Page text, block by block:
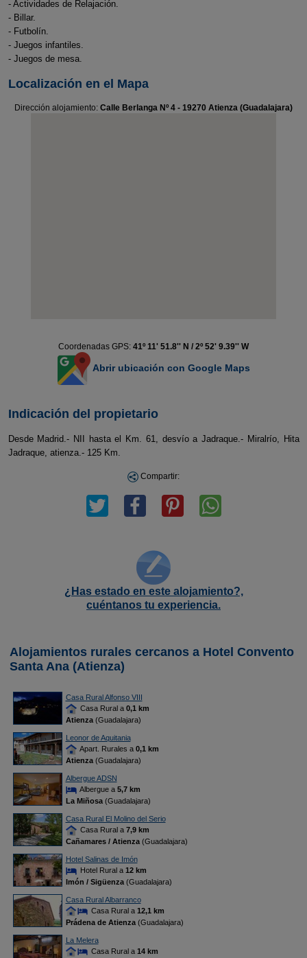
- Actividades de Relajación.
- Billar.
- Futbolín.
- Juegos infantiles.
- Juegos de mesa.
Localización en el Mapa
Dirección alojamiento: Calle Berlanga Nº 4 - 19270 Atienza (Guadalajara)
Coordenadas GPS: 41º 11' 51.8'' N / 2º 52' 9.39'' W
Abrir ubicación con Google Maps
Indicación del propietario
Desde Madrid.- NII hasta el Km. 61, desvío a Jadraque.- Miralrío, Hita
Jadraque, atienza.- 125 Km.
Compartir:
¿Has estado en este alojamiento?,
cuéntanos tu experiencia.
Alojamientos rurales cercanos a Hotel Convento
Santa Ana (Atienza)
Casa Rural Alfonso VIII
Casa Rural a 0,1 km
Atienza(Guadalajara)
Leonor de Aquitania
Apart. Rurales a 0,1 km
Atienza(Guadalajara)
Albergue ADSN
Albergue a 5,7 km
La Miñosa(Guadalajara)
Casa Rural El Molino del Serio
Casa Rural a 7,9 km
Cañamares / Atienza(Guadalajara)
Hotel Salinas de Imón
Hotel Rural a 12 km
Imón / Sigüenza(Guadalajara)
Casa Rural Albarranco
Casa Rural a 12,1 km
Prádena de Atienza(Guadalajara)
La Melera
Casa Rural a 14 km